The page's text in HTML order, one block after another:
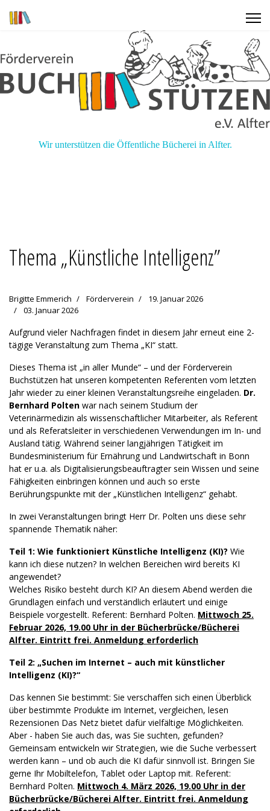
Wir unterstützen die Öffentliche Bücherei in Alfter.
Thema „Künstliche Intelligenz”
Brigitte Emmerich Förderverein
19. Januar 2026
03. Januar 2026
Aufgrund vieler Nachfragen findet in diesem Jahr erneut eine 2-
tägige Veranstaltung zum Thema „KI“ statt.
Dieses Thema ist „in aller Munde“ – und der Förderverein
Buchstützen hat unseren kompetenten Referenten vom letzten
Jahr wieder zu einer kleinen Veranstaltungsreihe eingeladen. Dr.
Bernhard Polten war nach seinem Studium der
Veterinärmedizin als wissenschaftlicher Mitarbeiter, als Referent
und als Referatsleiter in verschiedenen Verwendungen im In- und
Ausland tätig. Während seiner langjährigen Tätigkeit im
Bundesministerium für Ernährung und Landwirtschaft in Bonn
hat er u.a. als Digitalisierungsbeauftragter sein Wissen und seine
Fähigkeiten einbringen können und auch so erste
Berührungspunkte mit der „Künstlichen Intelligenz“ gehabt.
In zwei Veranstaltungen bringt Herr Dr. Polten uns diese sehr
spannende Thematik näher:
Teil 1: Wie funktioniert Künstliche Intelligenz (KI)? Wie
kann ich diese nutzen? In welchen Bereichen wird bereits KI
angewendet?
Welches Risiko besteht durch KI? An diesem Abend werden die
Grundlagen einfach und verständlich erläutert und einige
Beispiele vorgestellt. Referent: Bernhard Polten. Mittwoch 25.
Februar 2026, 19.00 Uhr in der Bücherbrücke/Bücherei
Alfter. Eintritt frei. Anmeldung erforderlich
Teil 2: „Suchen im Internet – auch mit künstlicher
Intelligenz (KI)?“
Das kennen Sie bestimmt: Sie verschaffen sich einen Überblick
über bestimmte Produkte im Internet, vergleichen, lesen
Rezensionen Das Netz bietet dafür vielfältige Möglichkeiten.
Aber - haben Sie auch das, was Sie suchten, gefunden?
Gemeinsam entwickeln wir Strategien, wie die Suche verbessert
werden kann – und ob auch die KI dafür sinnvoll ist. Bringen Sie
gerne Ihr Mobiltelefon, Tablet oder Laptop mit. Referent:
Bernhard Polten. Mittwoch 4. März 2026, 19.00 Uhr in der
Bücherbrücke/Bücherei Alfter. Eintritt frei. Anmeldung